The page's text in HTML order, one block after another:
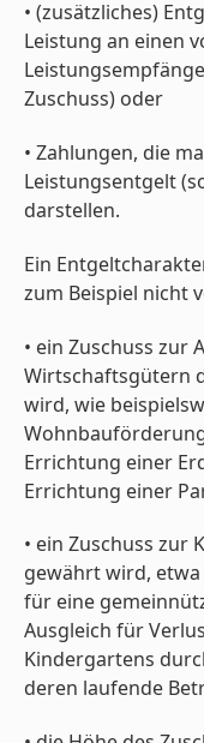
• (zusätzliches)
Leistung an einen
Zuschuss) oder
• Zahlungen, die
Leistungsentgelt
darstellen.
Ein
zum Beispiel nicht
• ein Zuschuss zur
Wirtschaftsgütern
wird, wie
Errichtung einer
Errichtung einer
• ein Zuschuss zur
gewährt wird,
für eine
Ausgleich für
Kindergartens
deren laufende